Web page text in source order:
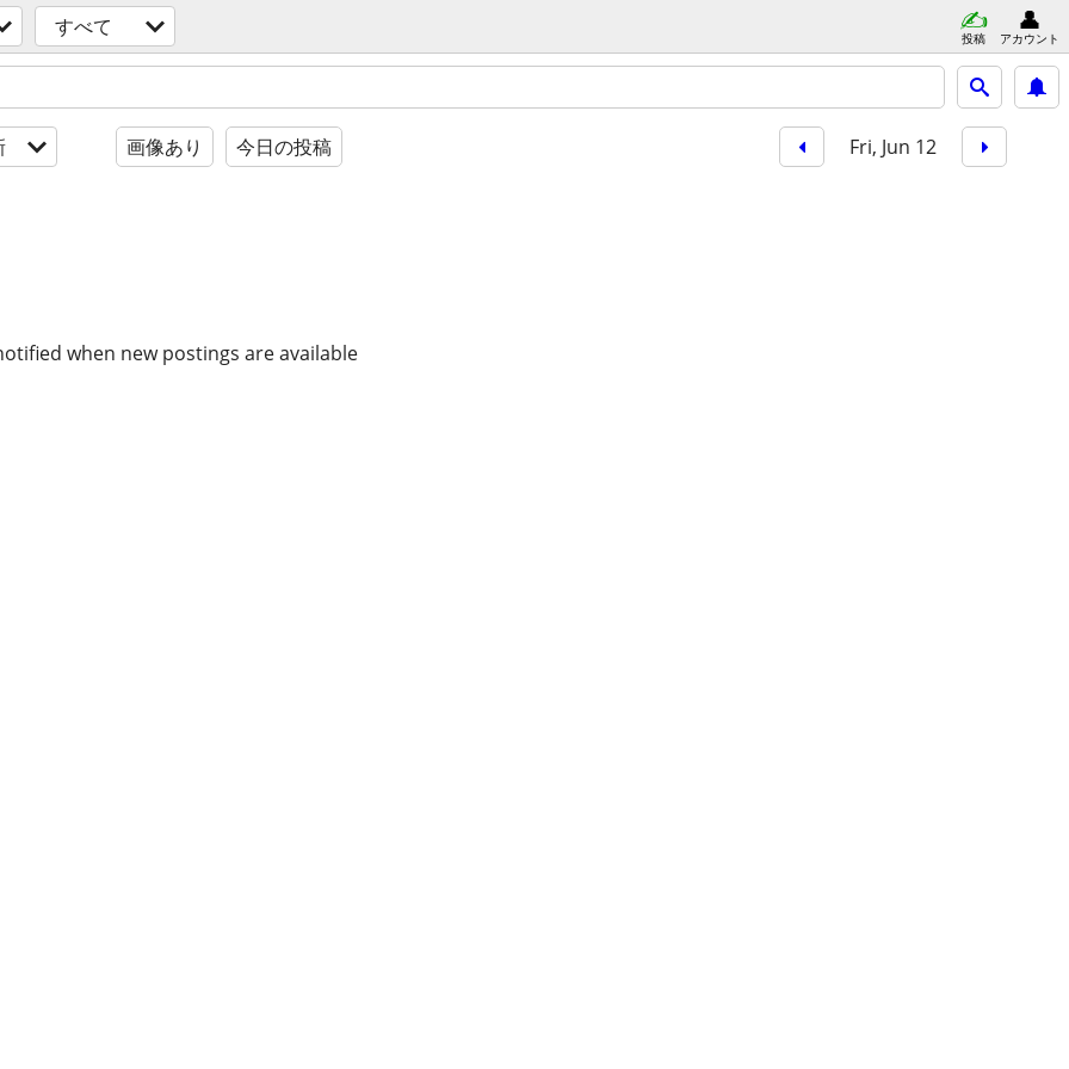
すべて 投稿 アカウント
画像あり 今日の投稿 Fri, Jun 12
when new postings are available